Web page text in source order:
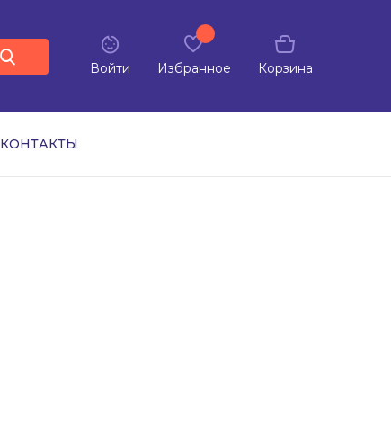
Войти Избранное Корзина
КОНТАКТЫ